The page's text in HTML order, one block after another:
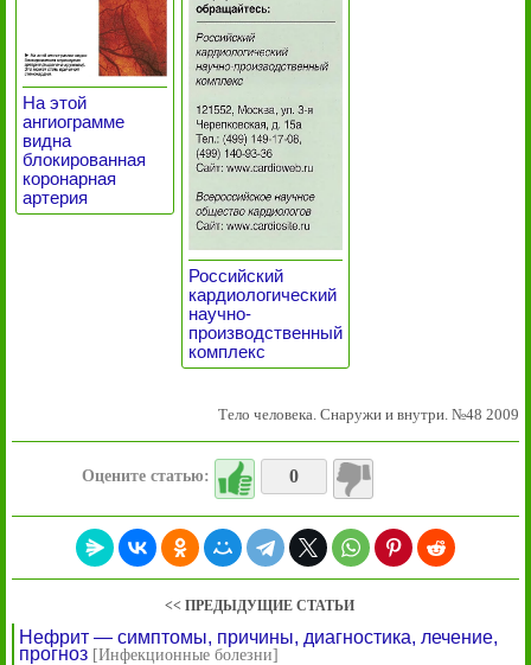
На этой
ангиограмме
видна
блокированная
коронарная
артерия
Российский
кардиологический
научно-
производственный
комплекс
Тело человека. Снаружи и внутри. №48 2009
Оцените статью: 0
<< ПРЕДЫДУЩИЕ СТАТЬИ
Нефрит — симптомы, причины, диагностика, лечение,
прогноз [Инфекционные болезни]